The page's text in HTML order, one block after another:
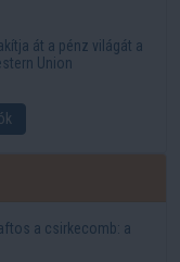
át a pénz világát a
Union
a csirkecomb: a